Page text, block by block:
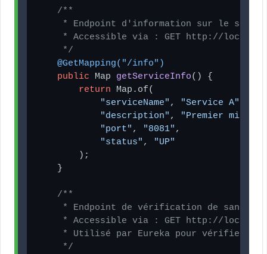
/**
* Endpoint d'information sur le
* Accessible via : GET http://
     */
@GetMapping("/info")
public Map getServiceInfo() {
return Map.of(
"serviceName" , "Service A"
"description" ,
"Premier
"port" , "8081" ,
"status" ,
"UP"
        );
    }
/**
     * Endpoint de vérification de santé.
* Accessible via : GET http://
* Utilisé par Eureka pour vérifier la
     */